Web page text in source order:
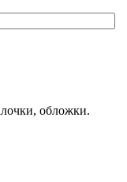
обложки.